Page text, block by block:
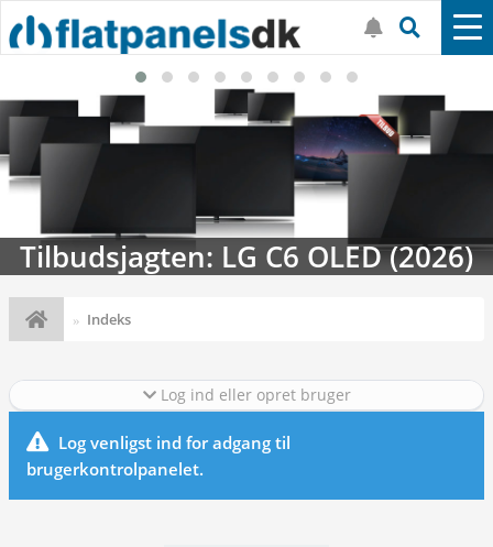
Tilbudsjagten: LG C6 OLED (2026)
Indeks
Log ind eller opret bruger
Log venligst ind for adgang til
brugerkontrolpanelet.